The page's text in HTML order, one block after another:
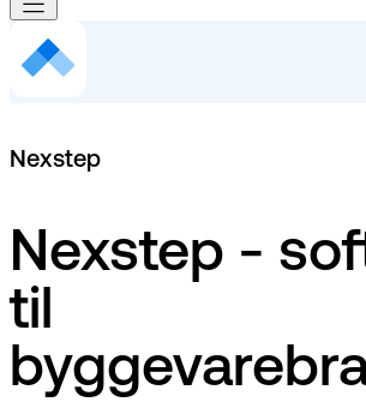
Nexstep
Nexstep -
til